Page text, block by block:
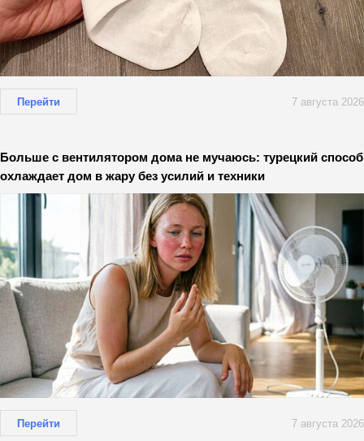
Перейти 7 августа 2026
Больше с вентилятором дома не мучаюсь: турецкий способ
охлаждает дом в жару без усилий и техники
Перейти 7 августа 2026